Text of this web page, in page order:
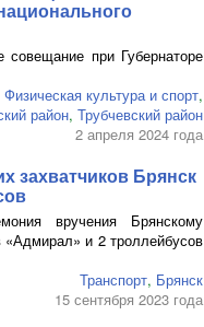
совещание при Губернаторе
Физическая культура и спорт,
район, Трубчевский район
2 апреля 2024 года
захватчиков Брянск
вручения Брянскому
и 2 троллейбусов
Транспорт, Брянск
15 сентября 2023 года